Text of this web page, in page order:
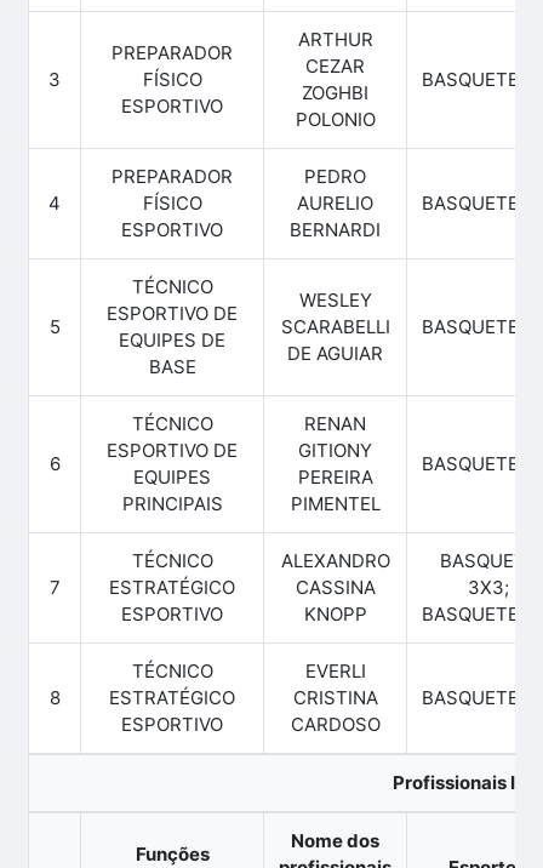
3
PREPARADOR
FÍSICO
ESPORTIVO
ARTHUR
CEZAR
ZOGHBI
POLONIO
4
PREPARADOR
FÍSICO
ESPORTIVO
PEDRO
AURELIO
BERNARDI
5
TÉCNICO
ESPORTIVO DE
EQUIPES DE
BASE
WESLEY
SCARABELLI
DE AGUIAR
6
TÉCNICO
ESPORTIVO DE
EQUIPES
PRINCIPAIS
RENAN
GITIONY
PEREIRA
PIMENTEL
7
TÉCNICO
ESTRATÉGICO
ESPORTIVO
ALEXANDRO
CASSINA
KNOPP
BASQUETE
3X3;
8
TÉCNICO
ESTRATÉGICO
ESPORTIVO
EVERLI
CRISTINA
CARDOSO
Profissionais
Funções
Nome dos